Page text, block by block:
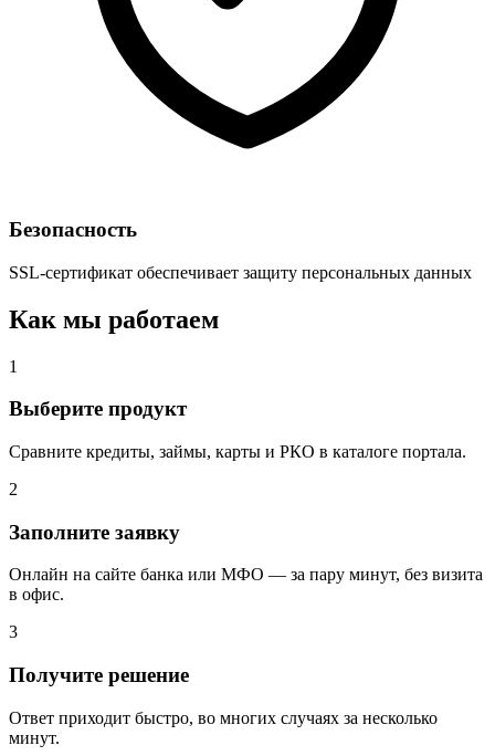
Безопасность
SSL-сертификат обеспечивает защиту персональных данных
Как мы работаем
1
Выберите продукт
Сравните кредиты, займы, карты и РКО в каталоге портала.
2
Заполните заявку
Онлайн на сайте банка или МФО — за пару минут, без визита
в офис.
3
Получите решение
Ответ приходит быстро, во многих случаях за несколько
минут.